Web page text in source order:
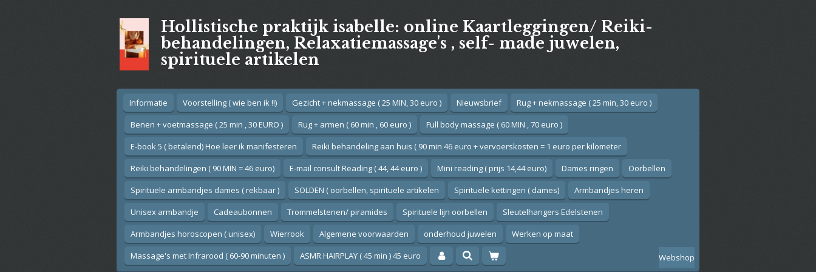
Hollistische praktijk isabelle: online Kaartleggingen/ Reiki-
behandelingen, Relaxatiemassage's , self- made juwelen,
spirituele artikelen
Informatie Voorstelling ( wie ben ik !!) Gezicht + nekmassage ( 25 MIN, 30 euro ) Nieuwsbrief
Rug + nekmassage ( 25 min, 30 euro )
Benen + voetmassage ( 25 min , 30 EURO )
Rug + armen ( 60 min , 60 euro )
Full body massage ( 60 MIN , 70 euro )
E-book 5 ( betalend) Hoe leer ik manifesteren
Reiki behandeling aan huis ( 90 min 46 euro + vervoerskosten = 1 euro per kilometer
Reiki behandelingen ( 90 MIN = 46 euro)
E-mail consult Reading ( 44, 44 euro ) Mini reading ( prijs 14,44 euro) Dames ringen
Oorbellen
Spirituele armbandjes dames ( rekbaar )
SOLDEN ( oorbellen, spirituele artikelen Spirituele kettingen ( dames)
Armbandjes heren
Unisex armbandje
Cadeaubonnen Trommelstenen/ piramides Spirituele lijn oorbellen
Sleutelhangers Edelstenen
Armbandjes horoscopen ( unisex)
Wierrook Algemene voorwaarden onderhoud juwelen
Werken op maat
Massage's met Infrarood ( 60-90 minuten )
ASMR HAIRPLAY ( 45 min ) 45 euro Webshop